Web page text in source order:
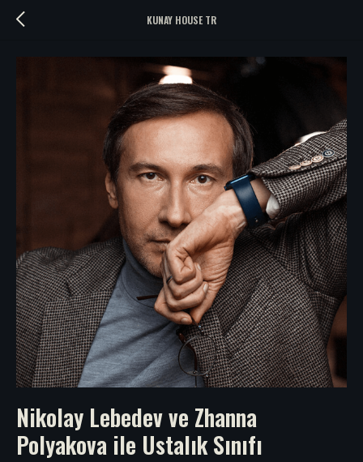
KUNAY HOUSE TR
Nikolay Lebedev ve Zhanna
Polyakova ile Ustalık Sınıfı